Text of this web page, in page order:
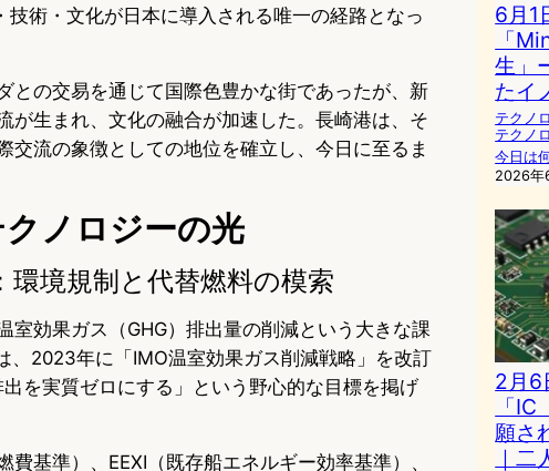
術・文化が日本に導入される唯一の経路となっ
との交易を通じて国際色豊かな街であったが、新
が生まれ、文化の融合が加速した。長崎港は、そ
流の象徴としての地位を確立し、今日に至るま
ノロジーの光
境規制と代替燃料の模索
室効果ガス（GHG）排出量の削減という大きな課
、2023年に「IMO温室効果ガス削減戦略」を改訂
を実質ゼロにする」という野心的な目標を掲げ
基準）、EEXI（既存船エネルギー効率基準）、
6月1
「
生」
たイ
テクノ
テクノ
今日は
2026年
2月6
「
願さ
｜